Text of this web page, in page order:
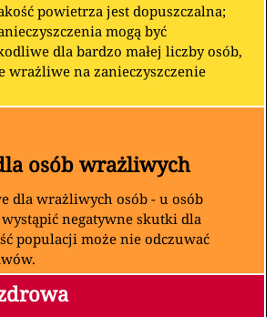
powietrza jest dopuszczalna;
mogą być
dla bardzo małej liczby osób,
wrażliwe na zanieczyszczenie
osób wrażliwych
dla wrażliwych osób - u osób
negatywne skutki dla
populacji może nie odczuwać